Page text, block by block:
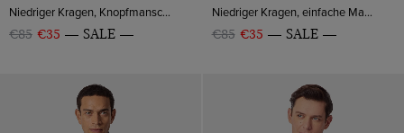
Niedriger Kragen, Knopfmanschette, Baumwolle
€85 €35 SALE
Niedriger Kragen, einfache Manschette, Baumwollsatin
€85 €35 SALE